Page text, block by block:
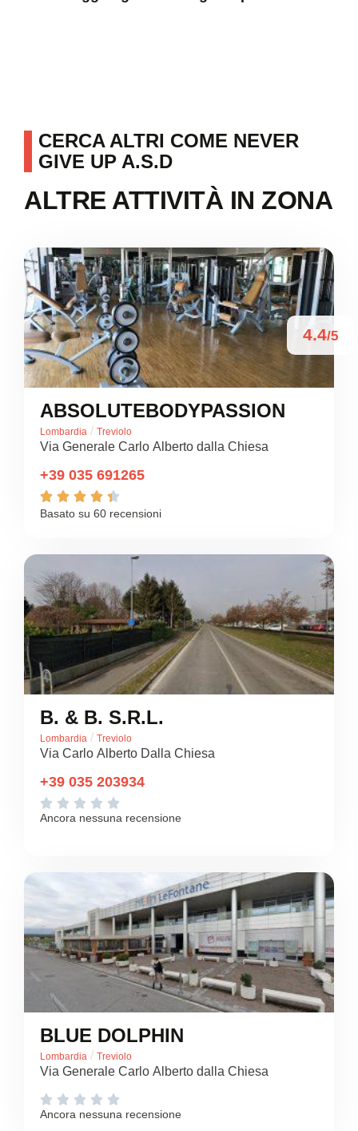
CERCA ALTRI COME NEVER
GIVE UP A.S.D
ALTRE ATTIVITÀ IN ZONA
4.4/5
ABSOLUTEBODYPASSION
Lombardia / Treviolo
Via Generale Carlo Alberto dalla Chiesa
+39 035 691265
    
Basato su 60 recensioni
B. & B. S.R.L.
Lombardia / Treviolo
Via Carlo Alberto Dalla Chiesa
+39 035 203934
    
Ancora nessuna recensione
BLUE DOLPHIN
Lombardia / Treviolo
Via Generale Carlo Alberto dalla Chiesa
    
Ancora nessuna recensione